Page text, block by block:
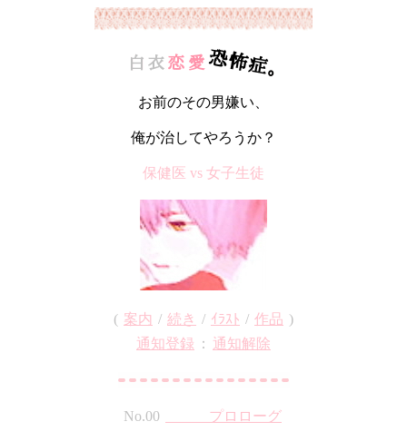
お前のその男嫌い、
俺が治してやろうか？
保健医 vs 女子生徒
( 案内 / 続き / ｲﾗｽﾄ / 作品 )
通知登録 ： 通知解除
No.00 プロローグ